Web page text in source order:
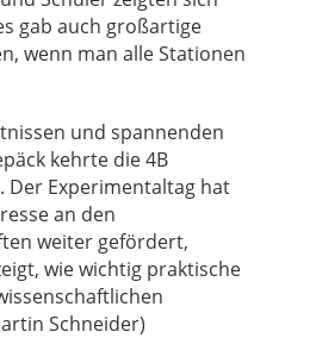
gab auch großartige
wenn man alle Stationen
und spannenden
kehrte die 4B
Der Experimentaltag hat
an den
weiter gefördert,
wie wichtig praktische
Schneider)